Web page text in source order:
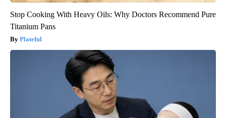
Stop Cooking With Heavy Oils: Why Doctors Recommend Pure
Titanium Pans
Plateful